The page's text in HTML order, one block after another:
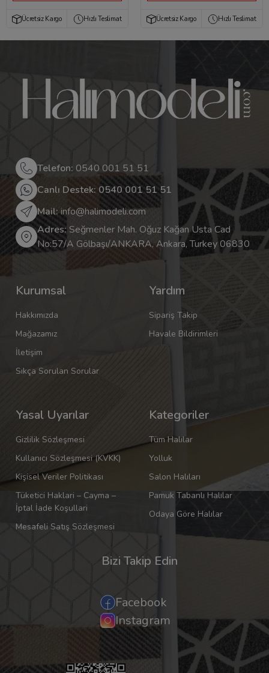
Ücretsiz Kargo Hızlı Teslimat Ücretsiz Kargo Hızlı Teslimat
Telefon: 0540 001 51 51
Canlı Destek: 0540 001 51 51
Mail:info@halimodeli.com
Adres: Seğmenler Mah. Oğuz Kağan Usta Cad
No:57/A Gölbaşı/ANKARA, Ankara, Turkey 06830
Kurumsal
Hakkımızda
Mağazamız
İletişim
Sıkça Sorulan Sorular
Yardım
Sipariş Takip
Havale Bildirimleri
Yasal Uyarılar
Gizlilik Sözleşmesi
Kullanıcı Sözleşmesi (KVKK)
Kişisel Veriler Politikası
Tüketici Haklari – Cayma –
İptal İade Koşullari
Mesafeli Satış Sözleşmesi
Kategoriler
Tüm Halılar
Yolluk
Salon Halıları
Pamuk Tabanlı Halılar
Odaya Göre Halılar
Bizi Takip Edin
Facebook
Instagram